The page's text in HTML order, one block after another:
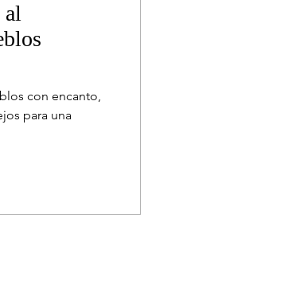
con encanto,
para una